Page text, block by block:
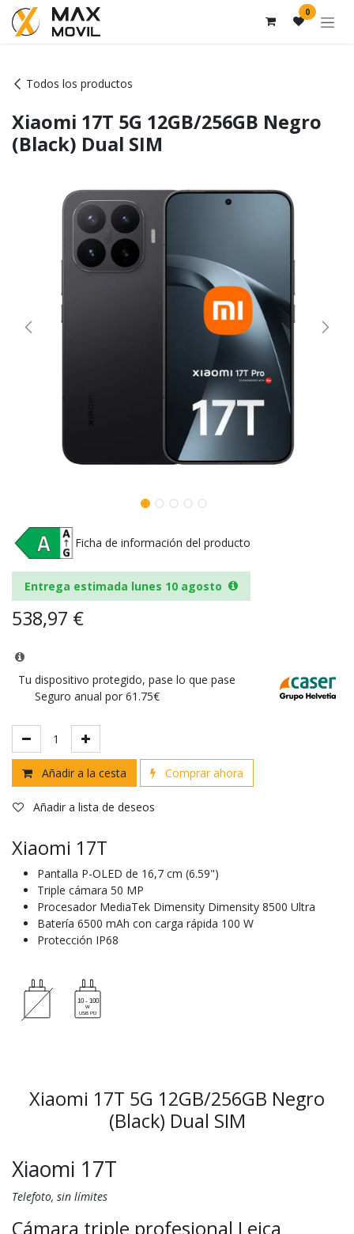
Ir al contenido 0
Todos los productos
Xiaomi 17T 5G 12GB/256GB Negro
(Black) Dual SIM
Ficha de información del producto
Entrega estimada lunes 10 agosto
538,97 €
Tu dispositivo protegido, pase lo que pase
Seguro anual por 61.75€
Añadir a la cesta Comprar ahora
Añadir a lista de deseos
Xiaomi 17T
Pantalla P-OLED de 16,7 cm (6.59")
Triple cámara 50 MP
Procesador MediaTek Dimensity Dimensity 8500 Ultra
Batería 6500 mAh con carga rápida 100 W
Protección IP68
Xiaomi 17T 5G 12GB/256GB Negro
(Black) Dual SIM
Xiaomi 17T
Telefoto, sin límites
Cámara triple profesional Leica